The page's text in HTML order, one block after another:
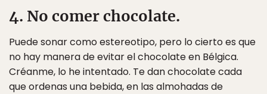
4. No comer chocolate.
Puede sonar como estereotipo, pero lo cierto es que
no hay manera de evitar el chocolate en Bélgica.
Créanme, lo he intentado. Te dan chocolate cada
que ordenas una bebida, en las almohadas de